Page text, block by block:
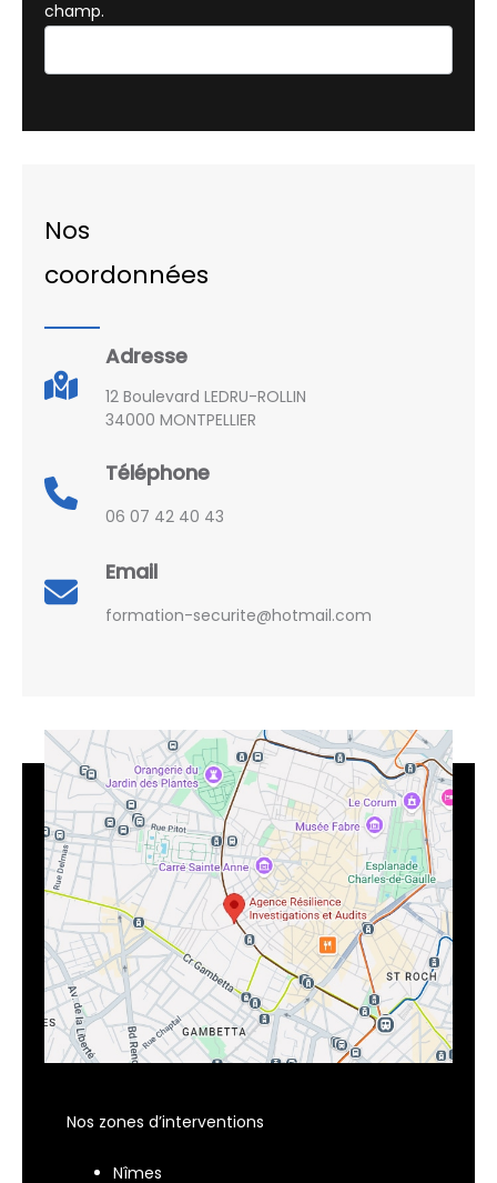
champ.
Nos
coordonnées
Adresse
12 Boulevard LEDRU-ROLLIN
34000 MONTPELLIER
Téléphone
06 07 42 40 43
Email
formation-securite@hotmail.com
Nos zones d’interventions
Nîmes